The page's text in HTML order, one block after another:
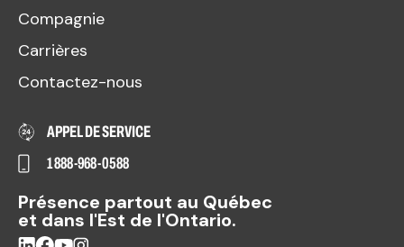
Compagnie
Carrières
Contactez-nous
APPEL DE SERVICE
1 888-968-0588
Présence partout au Québec
et dans l'Est de l'Ontario.